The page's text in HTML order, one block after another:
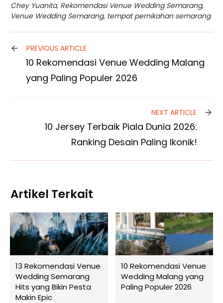
Chey Yuanita, Rekomendasi Venue Wedding Semarang,
Venue Wedding Semarang, tempat pernikahan semarang
PREVIOUS ARTICLE
10 Rekomendasi Venue Wedding Malang
yang Paling Populer 2026
NEXT ARTICLE
10 Jersey Terbaik Piala Dunia 2026:
Ranking Desain Paling Ikonik!
Artikel Terkait
13 Rekomendasi Venue
Wedding Semarang
Hits yang Bikin Pesta
Makin Epic
10 Rekomendasi Venue
Wedding Malang yang
Paling Populer 2026